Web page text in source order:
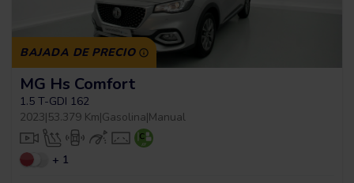
BAJADA DE PRECIO
MG Hs Comfort
1.5 T-GDI 162
2023|53.379 Km|Gasolina|Manual
+ 1